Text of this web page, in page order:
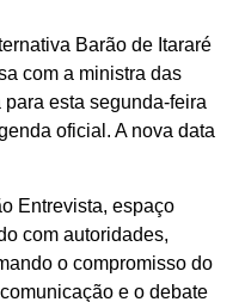
Barão de Itararé
com a ministra das
esta segunda-feira
oficial. A nova data
Entrevista, espaço
com autoridades,
o compromisso do
e o debate